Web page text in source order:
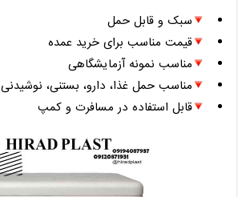
سبک و قابل حمل
قیمت مناسب برای خرید عمده
مناسب نمونه آزمایشگاهی
مناسب حمل غذا، دارو، بستنی، نوشیدنی
قابل استفاده در مسافرت و کمپ